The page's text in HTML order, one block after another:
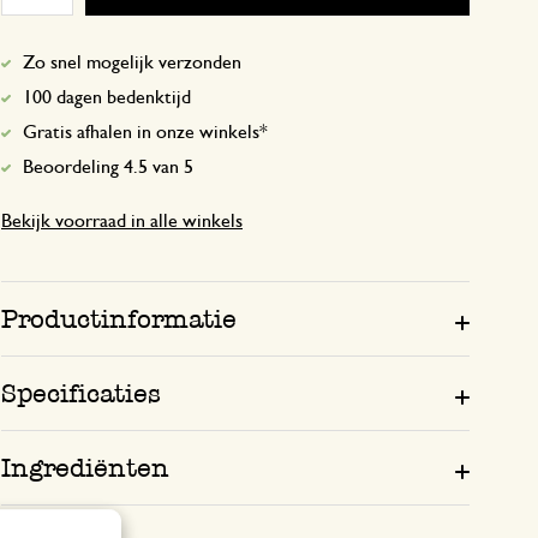
Zo snel mogelijk verzonden
100 dagen bedenktijd
Gratis afhalen in onze winkels*
Beoordeling 4.5 van 5
Bekijk voorraad in alle winkels
Productinformatie
Specificaties
Ingrediënten